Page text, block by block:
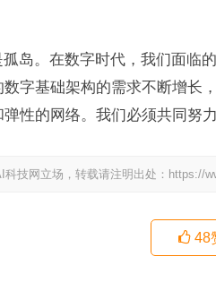
岛。在数字时代，我们面临
字基础架构的需求不断增长
性的网络。我们必须共同努力
技网立场，转载请注明出处： https://
48